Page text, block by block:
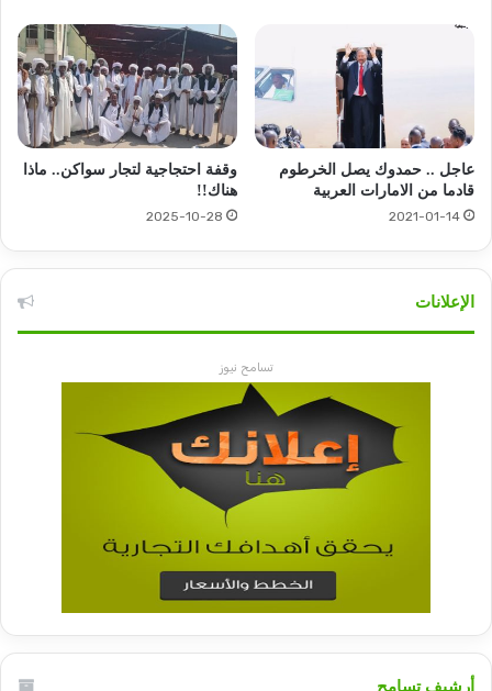
عاجل .. حمدوك يصل الخرطوم
قادما من الامارات العربية
2021-01-14
وقفة احتجاجية لتجار سواكن.. ماذا
هناك!!
2025-10-28
الإعلانات
تسامح نيوز
أرشيف تسامح